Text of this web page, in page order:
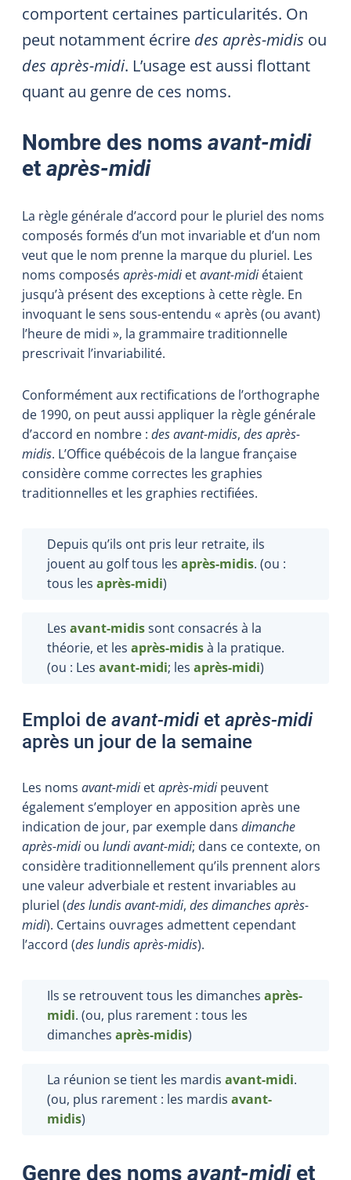
comportent certaines particularités. On
peut notamment écrire des après-midis ou
des après-midi. L’usage est aussi flottant
quant au genre de ces noms.
Nombre des noms avant-midi
et après-midi
La règle générale d’accord pour le pluriel des noms
composés formés d’un mot invariable et d’un nom
veut que le nom prenne la marque du pluriel. Les
noms composés après-midi etavant-midi étaient
jusqu’à présent des exceptions à cette règle. En
invoquant le sens sous-entendu « après (ou avant)
l’heure de midi », la grammaire traditionnelle
prescrivait l’invariabilité.
Conformément aux rectifications de l’orthographe
de 1990, on peut aussi appliquer la règle générale
d’accord en nombre : des avant-midis, des après-
midis. L’Office québécois de la langue française
considère comme correctes les graphies
traditionnelles et les graphies rectifiées.
Depuis qu’ils ont pris leur retraite, ils
jouent au golf tous les après-midis. (ou :
tous les après-midi)
Les avant-midissont consacrés à la
théorie, et les après-midisà la pratique.
(ou : Les avant-midi; les après-midi)
Emploi de avant-midi et après-midi
après un jour de la semaine
Les noms avant-midi etaprès-midi peuvent
également s’employer en apposition après une
indication de jour, par exemple dans dimanche
après-midi ou lundi avant-midi; dans ce contexte, on
considère traditionnellement qu’ils prennent alors
une valeur adverbiale et restent invariables au
pluriel (des lundis avant-midi, des dimanches après-
midi). Certains ouvrages admettent cependant
l’accord (des lundis après-midis).
Ils se retrouvent tous les dimanches après-
midi. (ou, plus rarement : tous les
dimanches après-midis)
La réunion se tient les mardis avant-midi.
(ou, plus rarement : les mardis avant-
midis)
Genre des noms avant-midiet